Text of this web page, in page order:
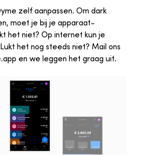
zelf aanpassen. Om dark
moet je bij je apparaat-
het niet? Op internet kun je
het nog steeds niet? Mail ons
en we leggen het graag uit.